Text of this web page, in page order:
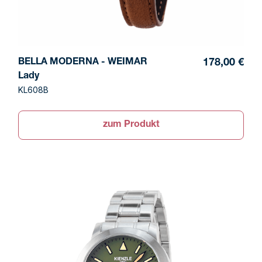
BELLA MODERNA - WEIMAR
Lady
KL608B
178,00 €
zum Produkt